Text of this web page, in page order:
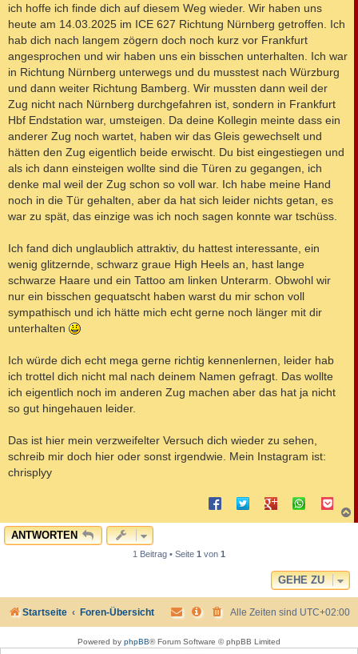
g
ich hoffe ich finde dich auf diesem Weg wieder. Wir haben uns
heute am 14.03.2025 im ICE 627 Richtung Nürnberg getroffen. Ich
hab dich nach langem zögern doch noch kurz vor Frankfurt
angesprochen und wir haben uns ein bisschen unterhalten. Ich war
in Richtung Nürnberg unterwegs und du musstest nach Würzburg
und dann weiter Richtung Bamberg. Wir mussten dann weil der
Zug nicht nach Nürnberg durchgefahren ist, sondern in Frankfurt
Hbf Endstation war, umsteigen. Da deine Kollegin meinte dass ein
anderer Zug noch wartet, haben wir das Gleis gewechselt und
hätten den Zug eigentlich beide erwischt. Du bist eingestiegen und
als ich dann einsteigen wollte sind die Türen zu gegangen, ich
denke mal weil der Zug schon so voll war. Ich habe meine Hand
noch in die Tür gehalten, aber da hat sich leider nichts getan, es
war zu spät, das einzige was ich noch sagen konnte war tschüss.
Ich fand dich unglaublich attraktiv, du hattest interessante, ein
wenig glitzernde, schwarz graue High Heels an, hast lange
schwarze Haare und ein Tattoo am linken Unterarm. Obwohl wir
nur ein bisschen gequatscht haben warst du mir schon voll
sympathisch und ich hätte mich echt gerne noch länger mit dir
unterhalten
Ich würde dich echt mega gerne richtig kennenlernen, leider hab
ich trottel dich nicht mal nach deinem Namen gefragt. Das wollte
ich eigentlich noch im anderen Zug machen aber das hat ja nicht
so gut hingehauen leider.
Das ist hier mein verzweifelter Versuch dich wieder zu sehen,
schreib mir doch hier oder sonst irgendwie. Mein Instagram ist:
chrisplyy
a
ANTWORTEN
1 Beitrag • Seite 1 von 1
GEHE ZU
Startseite Foren-Übersicht Alle Zeiten sind UTC+02:00
Powered by phpBB® Forum Software © phpBB Limited